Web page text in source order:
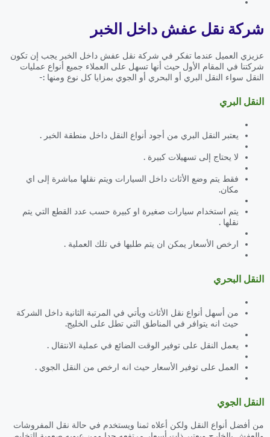
شركة نقل عفش داخل الخبر
عزيزي العميل عندما تفكر في شركة نقل عفش داخل الخبر يجب إن تكون
شركتنا في المقام الأول حيث أنها تسهل على العملاء جميع أنواع عمليات
النقل سواء النقل البري أو البحري أو الجوي بمزايا كل نوع ومنها :-
النقل البري
يعتبر النقل البري من أجود أنواع النقل داخل منطقة الخبر .
لا يحتاج إلى تسهيلات كبيرة .
فقط يتم وضع الأثاث داخل السيارات ويتم نقلها مباشرة إلى اي
مكان.
يتم استخدام سيارات صغيرة او كبيرة حسب عدد القطع التي يتم
نقلها .
ارخص الأسعار يمكن ان يتم طلبها في تلك العملية .
النقل البحري
من أسهل أنواع نقل الأثاث ويأتي في المرتبة الثانية داخل الشركة
حيث انه يتوافر في المناطق التي تطل على الخليج.
يعمل النقل على توفير الوقت الضائع في عملية الانتقال .
العمل على توفير الأسعار حيث انه ارخص من النقل الجوي .
النقل الجوي
من أفضل أنواع النقل ولكن أعلاه ثمنا ويستخدم في حالة نقل المفروشات